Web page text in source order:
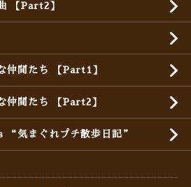
【Part2】
仲間たち 【Part1】
仲間たち 【Part2】
気まぐれプチ散歩日記”